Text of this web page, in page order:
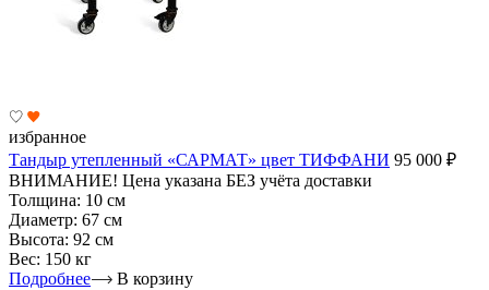
избранное
Тандыр утепленный «САРМАТ» цвет ТИФФАНИ 95 000 ₽
ВНИМАНИЕ! Цена указана БЕЗ учёта доставки
Толщина: 10 см
Диаметр: 67 см
Высота: 92 см
Вес: 150 кг
Подробнее
В корзину